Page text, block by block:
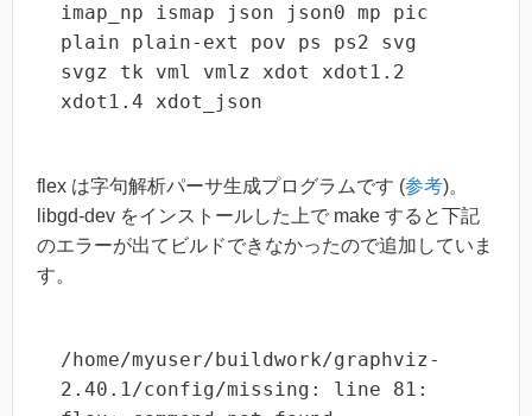
imap_np ismap json json0 mp pic
plain plain-ext pov ps ps2 svg
svgz tk vml vmlz xdot xdot1.2
xdot1.4 xdot_json
flex は字句解析パーサ生成プログラムです (参考)。
libgd-dev をインストールした上で make すると下記
のエラーが出てビルドできなかったので追加していま
す。
/home/myuser/buildwork/graphviz-
2.40.1/config/missing: line 81: